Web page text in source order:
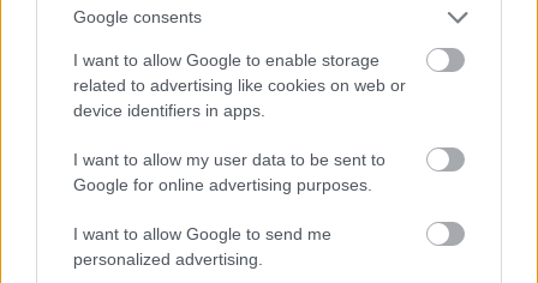
Google consents
I want to allow Google to enable storage
related to advertising like cookies on web or
device identifiers in apps.
I want to allow my user data to be sent to
Google for online advertising purposes.
I want to allow Google to send me
personalized advertising.